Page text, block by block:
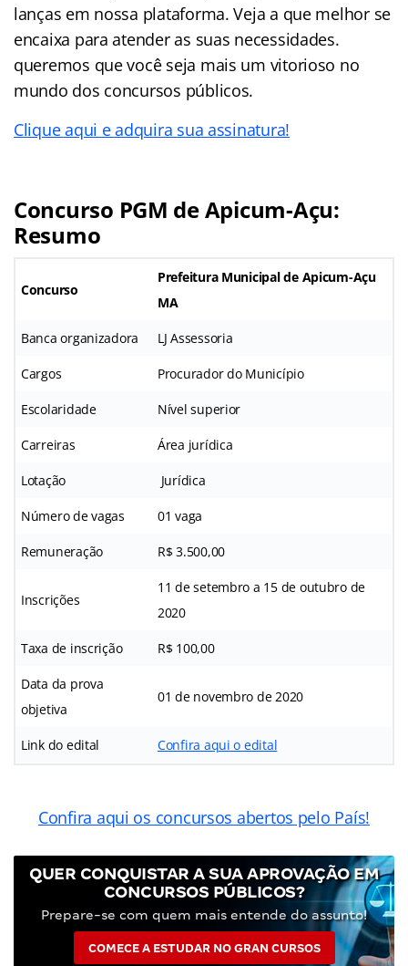
lanças em nossa plataforma. Veja a que melhor se
encaixa para atender as suas necessidades.
queremos que você seja mais um vitorioso no
mundo dos concursos públicos.
Clique aqui e adquira sua assinatura!
Concurso PGM de Apicum-Açu:
Resumo
Concurso
Prefeitura Municipal de Apicum-Açu
MA
Banca organizadora LJ Assessoria
Cargos Procurador do Município
Escolaridade Nível superior
Carreiras Área jurídica
Lotação Jurídica
Número de vagas 01 vaga
Remuneração R$ 3.500,00
Inscrições
11 de setembro a 15 de outubro de
2020
Taxa de inscrição R$ 100,00
Data da prova
objetiva
01 de novembro de 2020
Link do edital Confira aqui o edital
Confira aqui os concursos abertos pelo País!
QUER CONQUISTAR A SUA APROVAÇÃO EM
CONCURSOS PÚBLICOS?
Prepare-se com quem mais entende do assunto!
COMECE A ESTUDAR NO GRAN CURSOS